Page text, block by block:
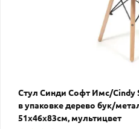
Стул Синди Софт Имс/Cindy
в упаковке дерево бук/
51х46х83см, мультицвет